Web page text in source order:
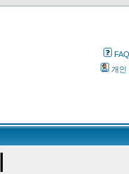
FAQ
개인